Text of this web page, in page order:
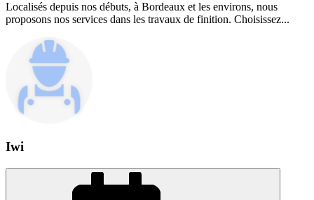
Localisés depuis nos débuts, à Bordeaux et les environs, nous
proposons nos services dans les travaux de finition. Choisissez...
Iwi